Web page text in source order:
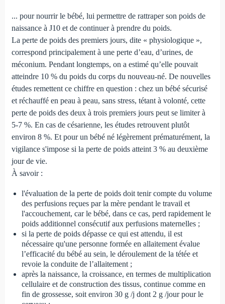
... pour nourrir le bébé, lui permettre de rattraper son poids de
naissance à J10 et de continuer à prendre du poids.
La perte de poids des premiers jours, dite « physiologique »,
correspond principalement à une perte d’eau, d’urines, de
méconium. Pendant longtemps, on a estimé qu’elle pouvait
atteindre 10 % du poids du corps du nouveau-né. De nouvelles
études remettent ce chiffre en question : chez un bébé sécurisé
et réchauffé en peau à peau, sans stress, tétant à volonté, cette
perte de poids des deux à trois premiers jours peut se limiter à
5-7 %. En cas de césarienne, les études retrouvent plutôt
environ 8 %. Et pour un bébé né légèrement prématurément, la
vigilance s'impose si la perte de poids atteint 3 % au deuxième
jour de vie.
À savoir :
l'évaluation de la perte de poids doit tenir compte du volume
des perfusions reçues par la mère pendant le travail et
l'accouchement, car le bébé, dans ce cas, perd rapidement le
poids additionnel consécutif aux perfusions maternelles ;
si la perte de poids dépasse ce qui est attendu, il est
nécessaire qu'une personne formée en allaitement évalue
l’efficacité du bébé au sein, le déroulement de la tétée et
revoie la conduite de l’allaitement ;
après la naissance, la croissance, en termes de multiplication
cellulaire et de construction des tissus, continue comme en
fin de grossesse, soit environ 30 g /j dont 2 g /jour pour le